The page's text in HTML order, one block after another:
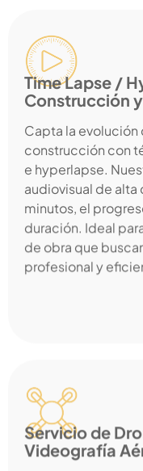
Time Lapse /
Construcción
Capta la
construcción con
e hyperlapse.
audiovisual de alta
minutos, el
duración. Ideal
de obra que
profesional y
Servicio de
Videografía